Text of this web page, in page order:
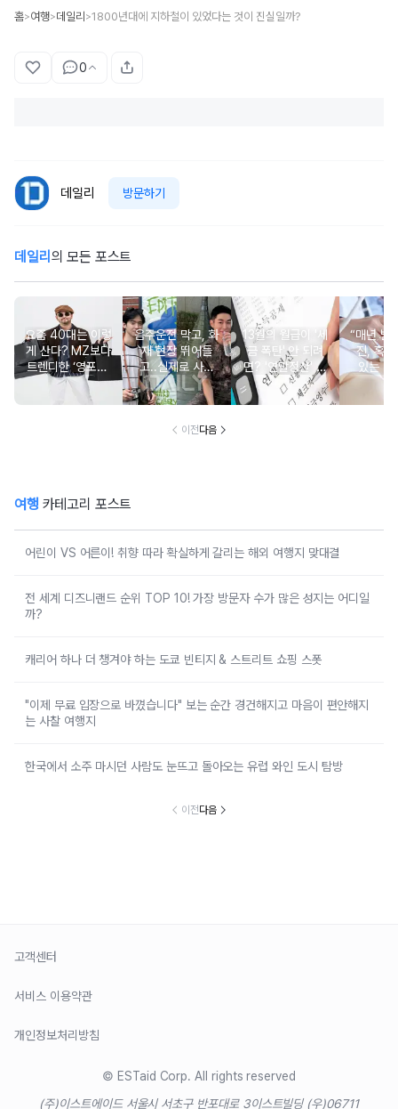
홈>여행>데일리 >1800년대에 지하철이 있었다는 것이 진실일까?
0
데일리 방문하기
데일리 의 모든 포스트
요즘 40대는 이렇
게 산다? MZ보다
트렌디한 ‘영포티’
분석
음주운전 막고, 화
재 현장 뛰어들
고..실제로 사람
구한 연예인 10
13월의 월급이 '세
금 폭탄' 안 되려
면? '연말정산' 핵
심 꿀팁 A to Z
“매년 받
진, 혹시
있는 건
요?”
이전다음
여행 카테고리 포스트
어린이 VS 어른이! 취향 따라 확실하게 갈리는 해외 여행지 맞대결
전 세계 디즈니랜드 순위 TOP 10! 가장 방문자 수가 많은 성지는 어디일
까?
캐리어 하나 더 챙겨야 하는 도쿄 빈티지 & 스트리트 쇼핑 스폿
"이제 무료 입장으로 바꼈습니다" 보는 순간 경건해지고 마음이 편안해지
는 사찰 여행지
한국에서 소주 마시던 사람도 눈뜨고 돌아오는 유럽 와인 도시 탐방
이전다음
고객센터
서비스 이용약관
개인정보처리방침
© ESTaid Corp. All rights reserved
(주)이스트에이드 서울시 서초구 반포대로 3이스트빌딩 (우)06711